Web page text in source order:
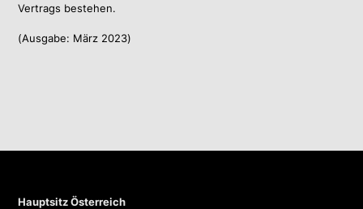
Vertrags bestehen.
(Ausgabe: März 2023)
Hauptsitz Österreich